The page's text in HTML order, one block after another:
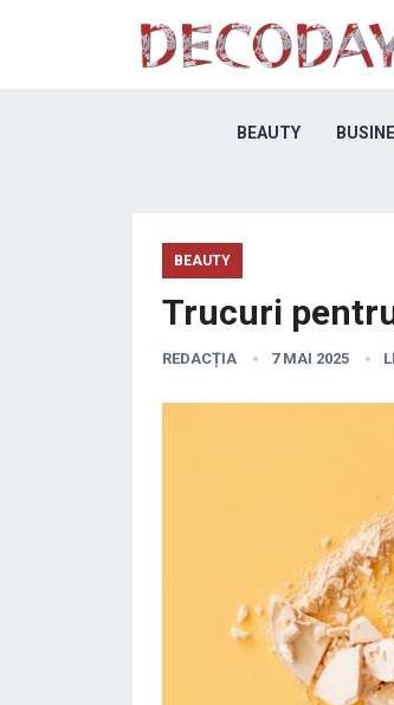
BEAUTY
BEAUTY
Trucuri
REDACȚIA 7 MAI 2025